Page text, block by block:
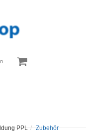
PPL Zubehör